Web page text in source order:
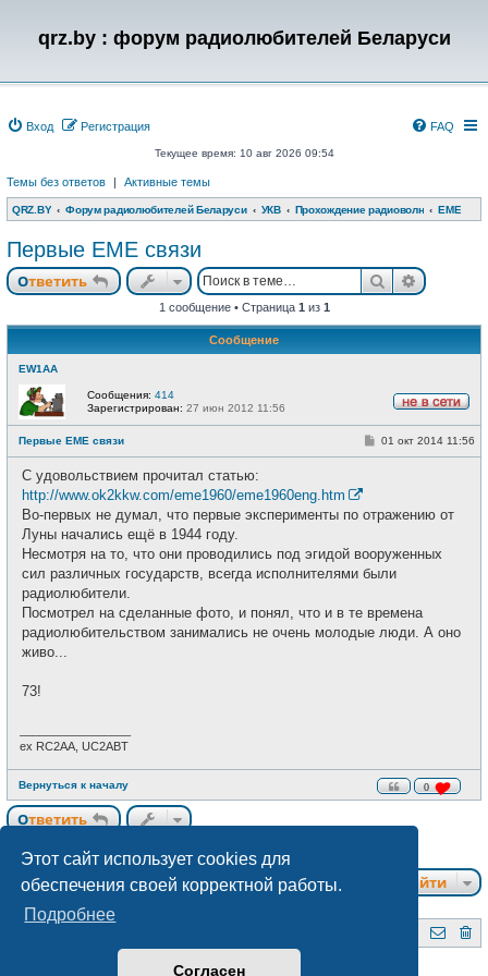
Этот сайт использует cookies для
обеспечения своей корректной работы.
Подробнее
Согласен
qrz.by : форум радиолюбителей Беларуси
Вход Регистрация FAQ
Текущее время: 10 авг 2026 09:54
Темы без ответов | Активные темы
QRZ.BY Форум радиолюбителей Беларуси УКВ Прохождение радиоволн EME
Первые ЕМЕ связи
Ответить Поиск
1 сообщение • Страница 1 из 1
Сообщение
EW1AA
е
в
с
Сообщения: 414
Зарегистрирован: 27 июн 2012 11:56
Первые ЕМЕ связи
0
С
н
01 окт 2014 11:56
С удовольствием прочитал статью:
http://www.ok2kkw.com/eme1960/eme1960eng.htm
Во-первых не думал, что первые эксперименты по отражению от
Луны начались ещё в 1944 году.
Несмотря на то, что они проводились под эгидой вооруженных
сил различных государств, всегда исполнителями были
радиолюбители.
Посмотрел на сделанные фото, и понял, что и в те времена
радиолюбительством занимались не очень молодые люди. А оно
живо...
73!
ex RC2AA, UC2ABT
Вернуться к началу
Ответить
Перейти
Создано на основе